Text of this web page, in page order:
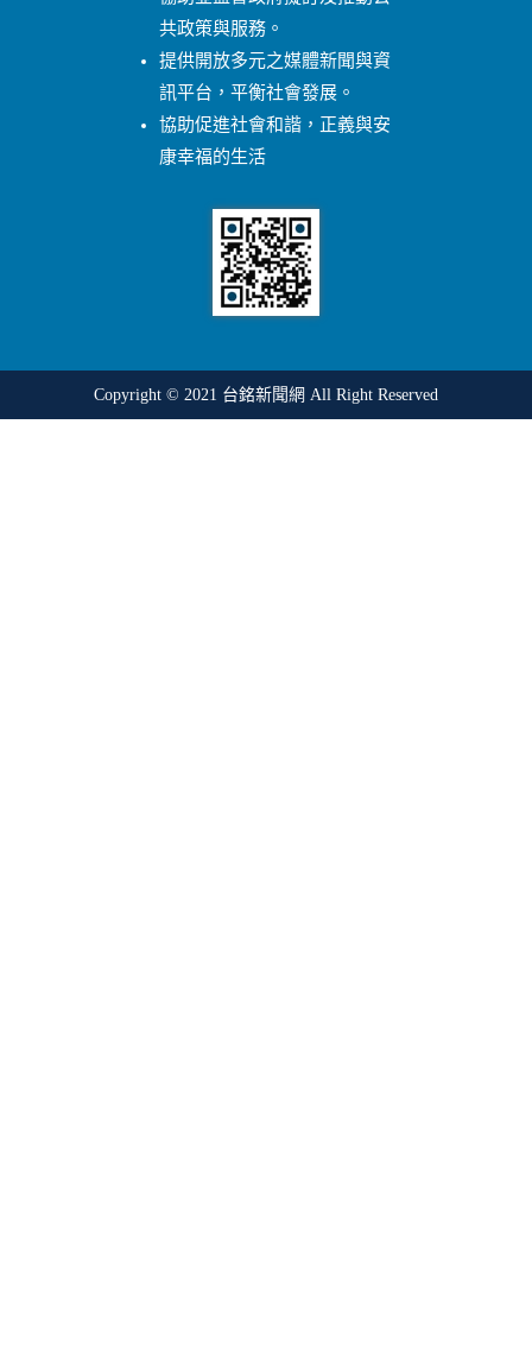
共政策與服務。
提供開放多元之媒體新聞與資
訊平台，平衡社會發展。
協助促進社會和諧，正義與安
康幸福的生活
Copyright © 2021 台銘新聞網 All Right Reserved